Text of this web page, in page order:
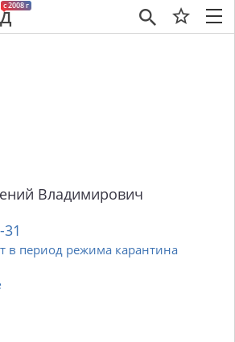
×
c 2008 г
Владимирович
в период режима карантина